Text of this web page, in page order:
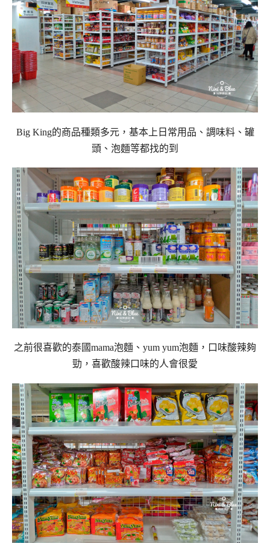
Big King的商品種類多元，基本上日常用品、調味料、罐
頭、泡麵等都找的到
之前很喜歡的泰國mama泡麵、yum yum泡麵，口味酸辣夠
勁，喜歡酸辣口味的人會很愛